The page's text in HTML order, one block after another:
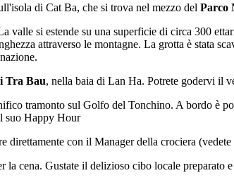
di Cat Ba, che si trova nel mezzo del Parco
si estende su una superficie di circa 300
attraverso le montagne. La grotta è stata
Tra Bau, nella baia di Lan Ha. Potrete godervi il
tramonto sul Golfo del Tonchino. A bordo è
suo Happy Hour
direttamente con il Manager della crociera
la cena. Gustate il delizioso cibo locale